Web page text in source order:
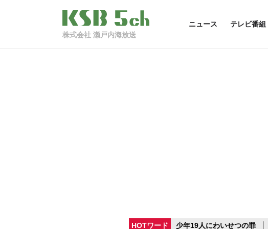
株式会社 瀬戸内海放送
ニュース テレビ番組
HOTワード 少年19人にわいせつの罪